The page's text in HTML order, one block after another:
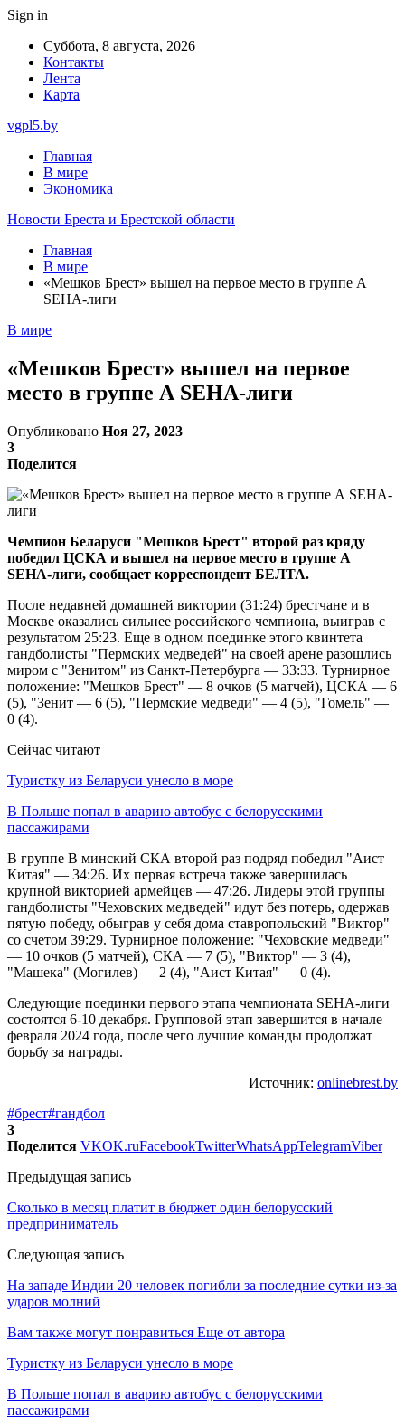
Sign in
Суббота, 8 августа, 2026
Контакты
Лента
Карта
vgpl5.by
Главная
В мире
Экономика
Новости Бреста и Брестской области
Главная
В мире
«Мешков Брест» вышел на первое место в группе А
SEHA-лиги
В мире
«Мешков Брест» вышел на первое
место в группе А SEHA-лиги
Опубликовано Ноя 27, 2023
3
Поделится
Чемпион Беларуси "Мешков Брест" второй раз кряду
победил ЦСКА и вышел на первое место в группе А
SEHA-лиги, сообщает корреспондент БЕЛТА.
После недавней домашней виктории (31:24) брестчане и в
Москве оказались сильнее российского чемпиона, выиграв с
результатом 25:23. Еще в одном поединке этого квинтета
гандболисты "Пермских медведей" на своей арене разошлись
миром с "Зенитом" из Санкт-Петербурга — 33:33. Турнирное
положение: "Мешков Брест" — 8 очков (5 матчей), ЦСКА — 6
(5), "Зенит — 6 (5), "Пермские медведи" — 4 (5), "Гомель" —
0 (4).
Сейчас читают
Туристку из Беларуси унесло в море
В Польше попал в аварию автобус с белорусскими
пассажирами
В группе В минский СКА второй раз подряд победил "Аист
Китая" — 34:26. Их первая встреча также завершилась
крупной викторией армейцев — 47:26. Лидеры этой группы
гандболисты "Чеховских медведей" идут без потерь, одержав
пятую победу, обыграв у себя дома ставропольский "Виктор"
со счетом 39:29. Турнирное положение: "Чеховские медведи"
— 10 очков (5 матчей), СКА — 7 (5), "Виктор" — 3 (4),
"Машека" (Могилев) — 2 (4), "Аист Китая" — 0 (4).
Следующие поединки первого этапа чемпионата SEHA-лиги
состоятся 6-10 декабря. Групповой этап завершится в начале
февраля 2024 года, после чего лучшие команды продолжат
борьбу за награды.
Источник: onlinebrest.by
#брест#гандбол
3
Поделится VKOK.ruFacebookTwitterWhatsAppTelegramViber
Предыдущая запись
Сколько в месяц платит в бюджет один белорусский
предприниматель
Следующая запись
На западе Индии 20 человек погибли за последние сутки из-за
ударов молний
Вам также могут понравиться Еще от автора
Туристку из Беларуси унесло в море
В Польше попал в аварию автобус с белорусскими
пассажирами